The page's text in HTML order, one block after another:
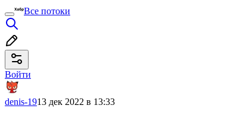
Все потоки
Войти
denis-1913 дек 2022 в 13:33